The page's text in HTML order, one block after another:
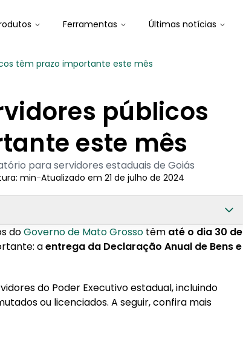
Ferramentas Últimas notícias
têm prazo importante este mês
públicos
este mês
para servidores estaduais de Goiás
min-Atualizado em 21 de julho de 2024
doGoverno de Mato Grosso têm até o dia 30 de
aentrega da Declaração Anual de Bens e
do Poder Executivo estadual, incluindo
ou licenciados. A seguir, confira mais